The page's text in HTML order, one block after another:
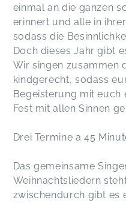
einmal an die ganzen
erinnert und alle in
sodass die
Doch dieses Jahr gibt
Wir singen zusammen
kindgerecht, sodass
Begeisterung mit euch
Fest mit allen Sinnen
Drei Termine a 45
Das gemeinsame
Weihnachtsliedern
zwischendurch gibt es